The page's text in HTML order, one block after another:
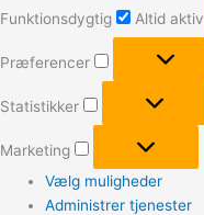
Funktionsdygtig
Altid aktiv
Præferencer
Statistikker
Marketing
Vælg muligheder
Administrer tjenester